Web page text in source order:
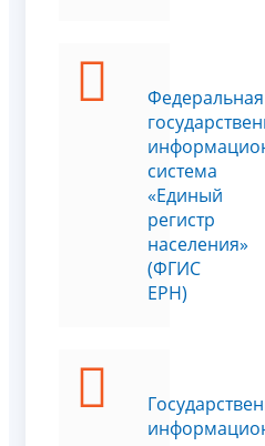
Федеральная
система
«Единый
регистр
населения»
(ФГИС
ЕРН)